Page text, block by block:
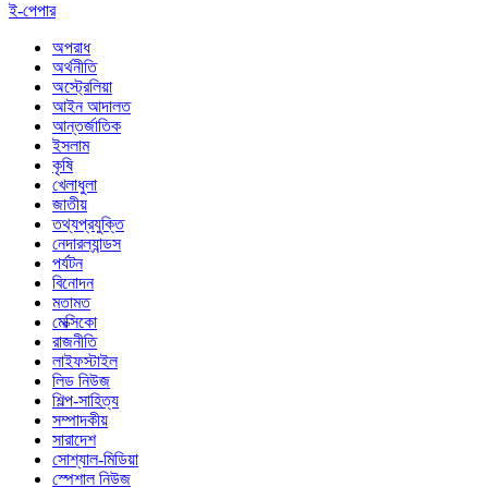
ই-পেপার
অপরাধ
অর্থনীতি
অস্ট্রেলিয়া
আইন আদালত
আন্তর্জাতিক
ইসলাম
কৃষি
খেলাধুলা
জাতীয়
তথ্যপ্রযুক্তি
নেদারল্যান্ডস
পর্যটন
বিনোদন
মতামত
মেক্সিকো
রাজনীতি
লাইফস্টাইল
লিড নিউজ
শিল্প-সাহিত্য
সম্পাদকীয়
সারাদেশ
সোশ্যাল-মিডিয়া
স্পেশাল নিউজ